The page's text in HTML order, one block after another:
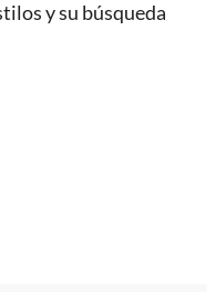
y su búsqueda